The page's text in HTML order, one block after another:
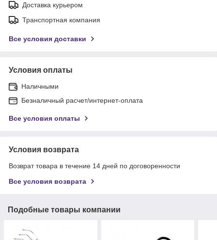
Доставка курьером
Транспортная компания
Все условия доставки
Условия оплаты
Наличными
Безналичный расчет/интернет-оплата
Все условия оплаты
Условия возврата
Возврат товара в течение 14 дней по договоренности
Все условия возврата
Подобные товары компании